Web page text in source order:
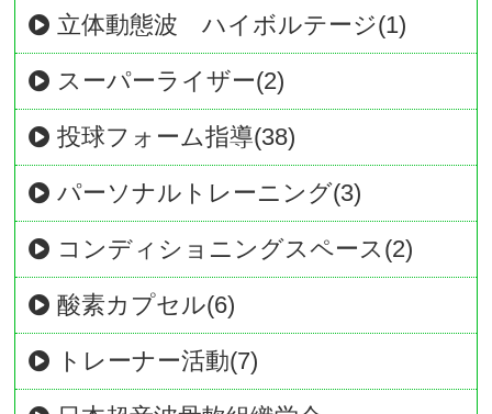
立体動態波 ハイボルテージ(1)
スーパーライザー(2)
投球フォーム指導(38)
パーソナルトレーニング(3)
コンディショニングスペース(2)
酸素カプセル(6)
トレーナー活動(7)